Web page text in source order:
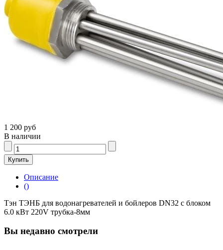
1 200 руб
В наличии
Описание
()
Тэн ТЭНБ для водонагревателей и бойлеров DN32 с блоком
6.0 кВт 220V трубка-8мм
Вы недавно смотрели